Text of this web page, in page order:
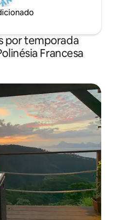
por temporada
Francesa